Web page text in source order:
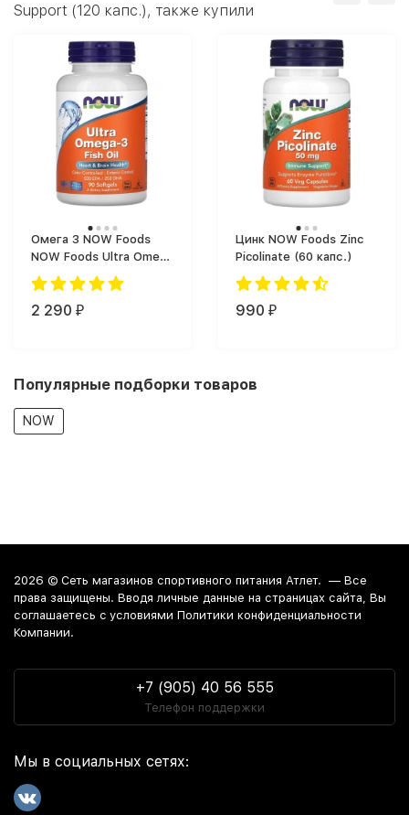
Support (120 капс.), также купили
Омега 3 NOW Foods
NOW Foods Ultra Omega
2 290 ₽
Цинк NOW Foods Zinc
Picolinate (60 капс.)
990 ₽
Популярные подборки товаров
NOW
2026 © Сеть магазинов спортивного питания Атлет. — Все
права защищены. Вводя личные данные на страницах сайта, Вы
соглашаетесь c условиями Политики конфиденциальности
Компании.
+7 (905) 40 56 555
Телефон поддержки
Мы в социальных сетях: